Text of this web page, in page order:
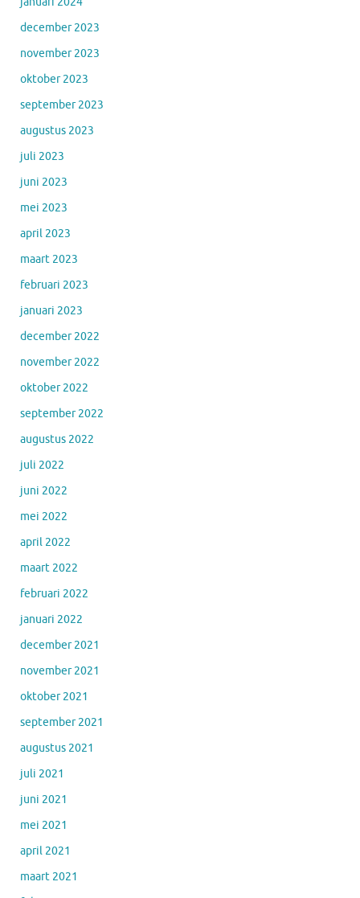
december 2023
november 2023
oktober 2023
september 2023
augustus 2023
juli 2023
juni 2023
mei 2023
april 2023
maart 2023
februari 2023
januari 2023
december 2022
november 2022
oktober 2022
september 2022
augustus 2022
juli 2022
juni 2022
mei 2022
april 2022
maart 2022
februari 2022
januari 2022
december 2021
november 2021
oktober 2021
september 2021
augustus 2021
juli 2021
juni 2021
mei 2021
april 2021
maart 2021